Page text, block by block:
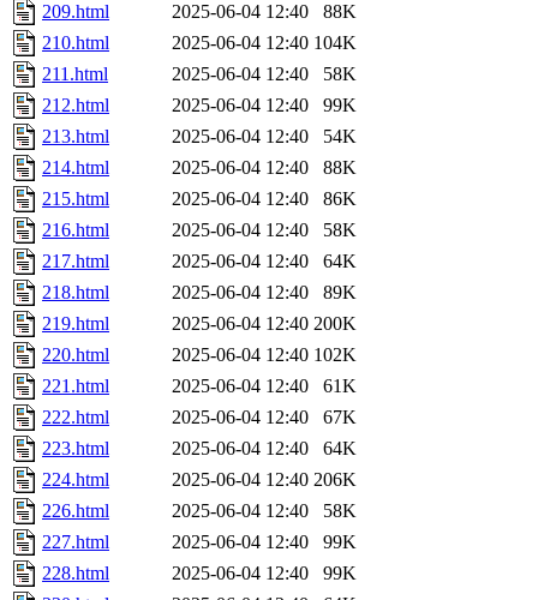
209.html
2025-06-04 12:40
88K
210.html
2025-06-04 12:40 104K
211.html
2025-06-04 12:40
58K
212.html
2025-06-04 12:40
99K
213.html
2025-06-04 12:40
54K
214.html
2025-06-04 12:40
88K
215.html
2025-06-04 12:40
86K
216.html
2025-06-04 12:40
58K
217.html
2025-06-04 12:40
64K
218.html
2025-06-04 12:40
89K
219.html
2025-06-04 12:40 200K
220.html
2025-06-04 12:40 102K
221.html
2025-06-04 12:40
61K
222.html
2025-06-04 12:40
67K
223.html
2025-06-04 12:40
64K
224.html
2025-06-04 12:40 206K
226.html
2025-06-04 12:40
58K
227.html
2025-06-04 12:40
99K
228.html
2025-06-04 12:40
99K